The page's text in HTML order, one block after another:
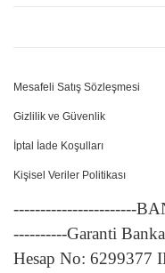
Mesafeli Satış Sözleşmesi
Gizlilik ve Güvenlik
İptal İade Koşulları
Kişisel Veriler Politikası
-----------------------
----------Garanti
Hesap No: 6299377